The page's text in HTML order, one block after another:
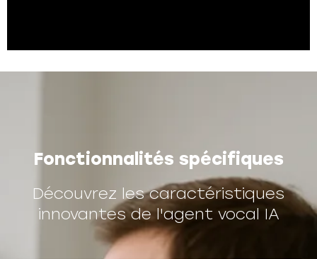
Fonctionnalités spécifiques
Découvrez les caractéristiques
innovantes de l'agent vocal IA